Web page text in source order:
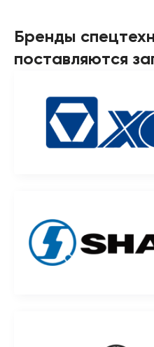
Бренды
поставляются